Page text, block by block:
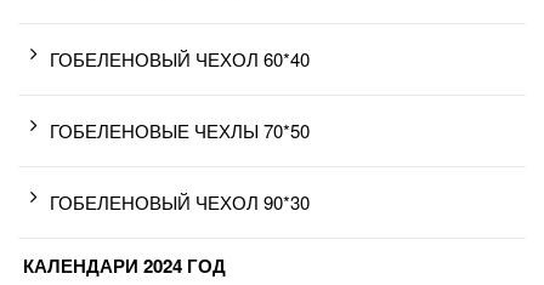
ГОБЕЛЕНОВЫЙ ЧЕХОЛ 60*40
ГОБЕЛЕНОВЫЕ ЧЕХЛЫ 70*50
ГОБЕЛЕНОВЫЙ ЧЕХОЛ 90*30
КАЛЕНДАРИ 2024 ГОД